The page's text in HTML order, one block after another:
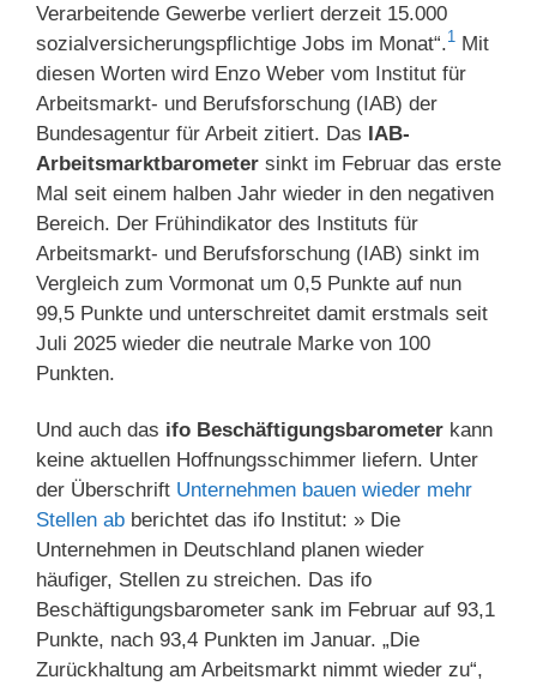
Verarbeitende Gewerbe verliert derzeit 15.000
sozialversicherungspflichtige Jobs im Monat“.1 Mit
diesen Worten wird Enzo Weber vom Institut für
Arbeitsmarkt- und Berufsforschung (IAB) der
Bundesagentur für Arbeit zitiert. Das IAB-
Arbeitsmarktbarometer sinkt im Februar das erste
Mal seit einem halben Jahr wieder in den negativen
Bereich. Der Frühindikator des Instituts für
Arbeitsmarkt- und Berufsforschung (IAB) sinkt im
Vergleich zum Vormonat um 0,5 Punkte auf nun
99,5 Punkte und unterschreitet damit erstmals seit
Juli 2025 wieder die neutrale Marke von 100
Punkten.
Und auch das ifo Beschäftigungsbarometer kann
keine aktuellen Hoffnungsschimmer liefern. Unter
der Überschrift Unternehmen bauen wieder mehr
Stellen ab berichtet das ifo Institut: » Die
Unternehmen in Deutschland planen wieder
häufiger, Stellen zu streichen. Das ifo
Beschäftigungsbarometer sank im Februar auf 93,1
Punkte, nach 93,4 Punkten im Januar. „Die
Zurückhaltung am Arbeitsmarkt nimmt wieder zu“,